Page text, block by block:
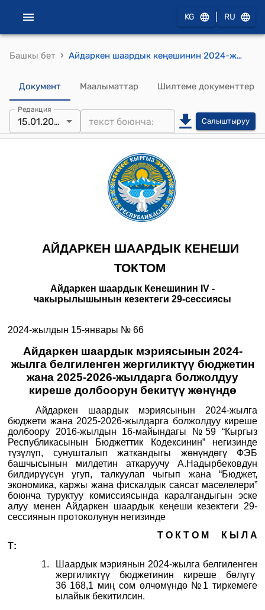
KG RU
Башкы бет › Айдаркен шаардык кеңешинин 2024-жылдын 15-январындагы №66 "Айдаркен шаардык мэриясынын 2024-жылга белгиленген жергиликтүү бюджетин жана 2025-2026-жылдарга болжолдуу киреше долбоорун бекитүү жөнүндө" токтому
Документ Маалыматтар Шилтеме документтер
Редакция
15.01.2024 Салыштыруу